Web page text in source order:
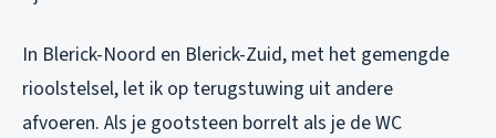
In Blerick-Noord en Blerick-Zuid, met het gemengde
rioolstelsel, let ik op terugstuwing uit andere
afvoeren. Als je gootsteen borrelt als je de WC